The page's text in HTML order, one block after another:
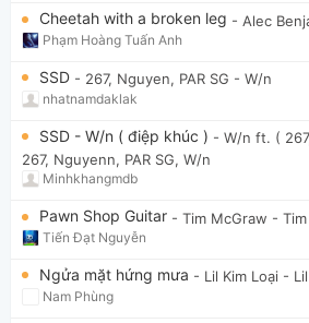
Cheetah with a broken leg - Alec
Phạm Hoàng Tuấn Anh
SSD - 267, Nguyen, PAR SG - W/n
nhatnamdaklak
SSD - W/n ( điệp khúc ) - W/n ft. (
267, Nguyenn, PAR SG, W/n
Minhkhangmdb
Pawn Shop Guitar - Tim McGraw -
Tiến Đạt Nguyễn
Ngửa mặt hứng mưa - Lil Kim Loại -
Nam Phùng